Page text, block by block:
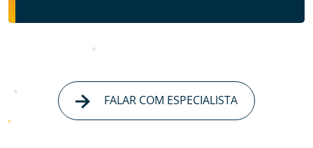
FALAR COM ESPECIALISTA